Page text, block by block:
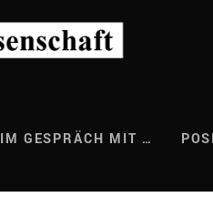
IM GESPRÄCH MIT …